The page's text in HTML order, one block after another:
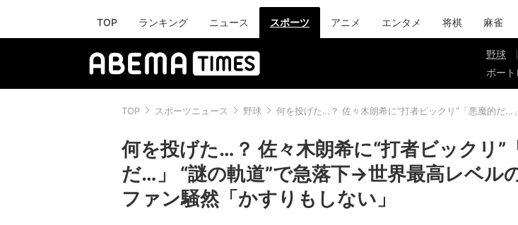
TOP ランキング ニュース スポーツ アニメ エンタメ 将棋 麻雀
野球
ボート
TOP スポーツニュース 野球 何を投げた…？ 佐々木朗希に“打者ビックリ”「悪魔的だ…
何を投げた…？ 佐々木朗希に“打者ビックリ”
だ…」 “謎の軌道”で急落下→世界最高レベル
ファン騒然「かすりもしない」